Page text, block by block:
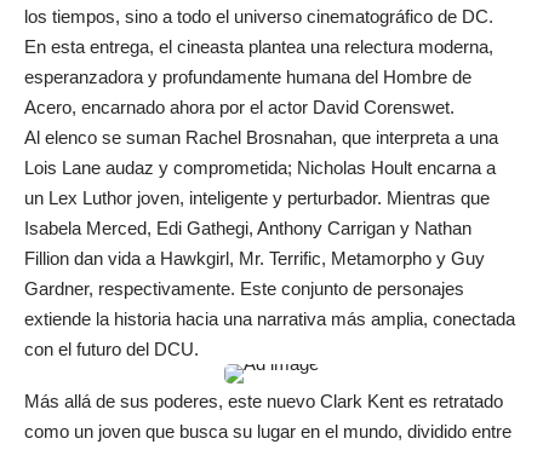
los tiempos, sino a todo el universo cinematográfico de DC.
En esta entrega, el cineasta plantea una relectura moderna,
esperanzadora y profundamente humana del Hombre de
Acero, encarnado ahora por el actor David Corenswet.
Al elenco se suman Rachel Brosnahan, que interpreta a una
Lois Lane audaz y comprometida; Nicholas Hoult encarna a
un Lex Luthor joven, inteligente y perturbador. Mientras que
Isabela Merced, Edi Gathegi, Anthony Carrigan y Nathan
Fillion dan vida a Hawkgirl, Mr. Terrific, Metamorpho y Guy
Gardner, respectivamente. Este conjunto de personajes
extiende la historia hacia una narrativa más amplia, conectada
con el futuro del DCU.
Más allá de sus poderes, este nuevo Clark Kent es retratado
como un joven que busca su lugar en el mundo, dividido entre